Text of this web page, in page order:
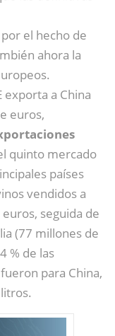
por el hecho de
ahora la
exporta a China
euros,
quinto mercado
países
vendidos a
seguida de
(77 millones de
% de las
para China,